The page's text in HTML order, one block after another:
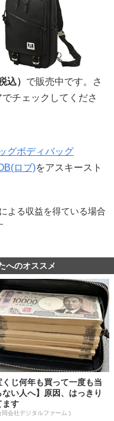
込） で販売中です。さ
チェックしてくださ
グボディバッグ
ロブ)をアスキースト
よる収益を得ている場合
へのオススメ
くじ何年も買って一度も当
ない人へ】原因、はっきり
ます
同会社デジタルファーム )